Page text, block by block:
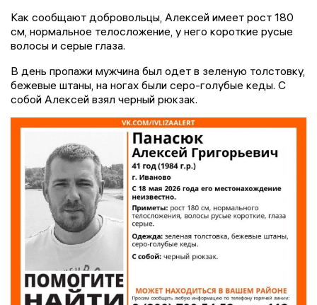
Как сообщают добровольцы, Алексей имеет рост 180
см, нормальное телосложение, у него короткие русые
волосы и серые глаза.
В день пропажи мужчина был одет в зеленую толстовку,
бежевые штаны, на ногах были серо-голубые кеды. С
собой Алексей взял черный рюкзак.